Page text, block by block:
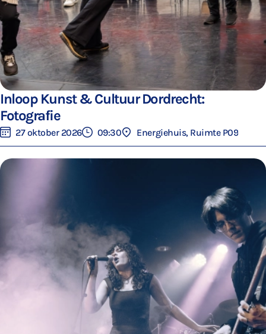
Inloop Kunst & Cultuur Dordrecht:
Fotografie
27 oktober 2026 09:30 Energiehuis, Ruimte P09